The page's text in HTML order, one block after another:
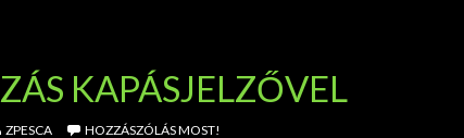
KAPÁSJELZŐVEL
ZPESCA HOZZÁSZÓLÁS MOST!